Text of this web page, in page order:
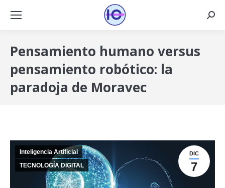
Pensamiento humano versus
pensamiento robótico: la
paradoja de Moravec
DIC
7
Inteligencia Artificial
TECNOLOGÍA DIGITAL